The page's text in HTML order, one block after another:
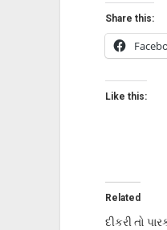
Share this:
Like this:
Related
દીકરી તો